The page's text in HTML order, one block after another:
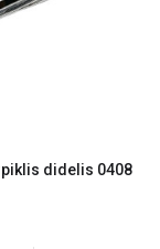
didelis 0408